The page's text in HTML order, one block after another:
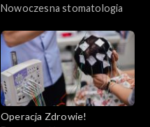
Nowoczesna stomatologia
Operacja Zdrowie!